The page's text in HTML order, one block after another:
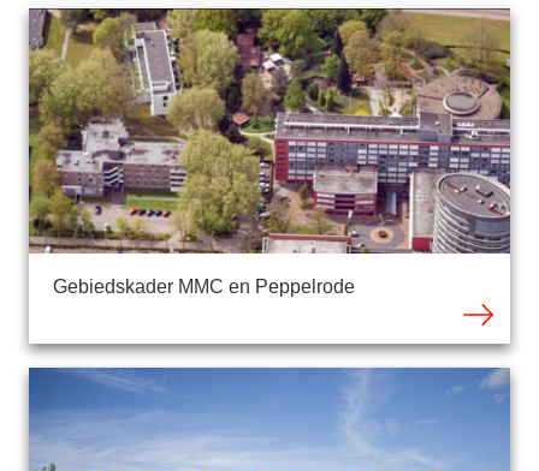
Gebiedskader MMC en Peppelrode